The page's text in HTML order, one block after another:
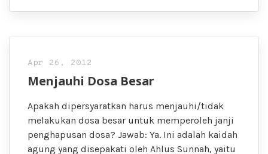
Apr 26, 2012
Menjauhi Dosa Besar
Apakah dipersyaratkan harus menjauhi/tidak
melakukan dosa besar untuk memperoleh janji
penghapusan dosa? Jawab: Ya. Ini adalah kaidah
agung yang disepakati oleh Ahlus Sunnah, yaitu